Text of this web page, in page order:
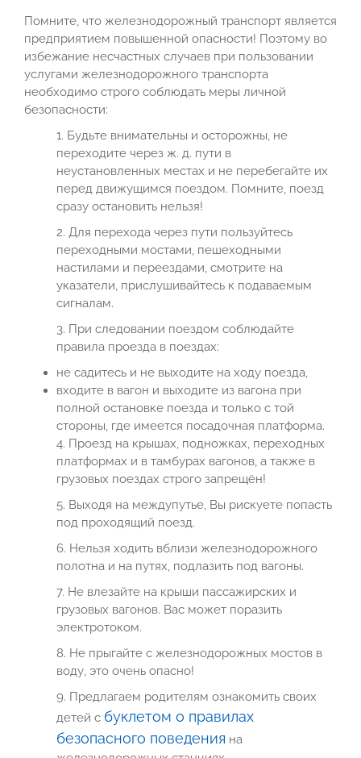
Помните, что железнодорожный транспорт является
предприятием повышенной опасности! Поэтому во
избежание несчастных случаев при пользовании
услугами железнодорожного транспорта
необходимо строго соблюдать меры личной
безопасности:
1. Будьте внимательны и осторожны, не
переходите через ж. д. пути в
неустановленных местах и не перебегайте их
перед движущимся поездом. Помните, поезд
сразу остановить нельзя!
2. Для перехода через пути пользуйтесь
переходными мостами, пешеходными
настилами и переездами, смотрите на
указатели, прислушивайтесь к подаваемым
сигналам.
3. При следовании поездом соблюдайте
правила проезда в поездах:
не садитесь и не выходите на ходу поезда,
входите в вагон и выходите из вагона при
полной остановке поезда и только с той
стороны, где имеется посадочная платформа.
4. Проезд на крышах, подножках, переходных
платформах и в тамбурах вагонов, а также в
грузовых поездах строго запрещён!
5. Выходя на междупутье, Вы рискуете попасть
под проходящий поезд.
6. Нельзя ходить вблизи железнодорожного
полотна и на путях, подлазить под вагоны.
7. Не влезайте на крыши пассажирских и
грузовых вагонов. Вас может поразить
электротоком.
8. Не прыгайте с железнодорожных мостов в
воду, это очень опасно!
9. Предлагаем родителям ознакомить своих
детей с буклетом о правилах
безопасного поведения на